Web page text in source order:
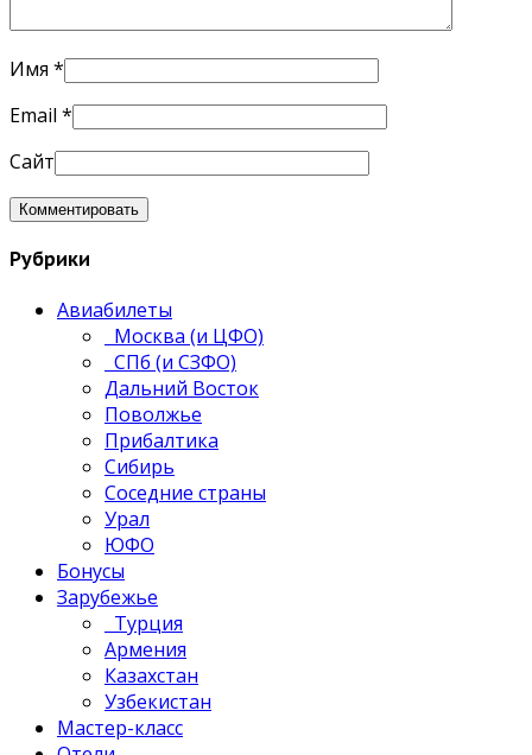
Имя *
Email *
Сайт
Рубрики
Авиабилеты
Москва (и ЦФО)
СПб (и СЗФО)
Дальний Восток
Поволжье
Прибалтика
Сибирь
Соседние страны
Урал
ЮФО
Бонусы
Зарубежье
Турция
Армения
Казахстан
Узбекистан
Мастер-класс